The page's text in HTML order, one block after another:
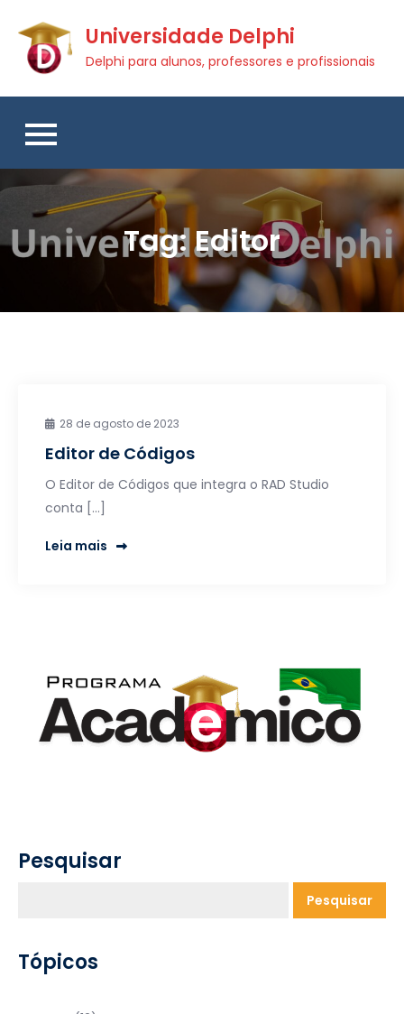
content
Universidade Delphi
Delphi para alunos, professores e profissionais
Tag:Editor
28 de agosto de 2023
Editor de Códigos
O Editor de Códigos que integra o RAD Studio
conta […]
Leia mais
Pesquisar
Pesquisar
Tópicos